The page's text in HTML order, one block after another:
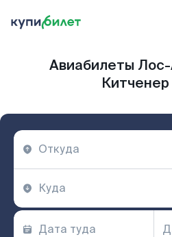
Авиабилеты
Китченер